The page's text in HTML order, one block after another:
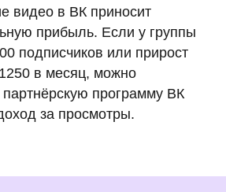
видео в ВК приносит
прибыль. Если у группы
подписчиков или прирост
в месяц, можно
программу ВК
за просмотры.